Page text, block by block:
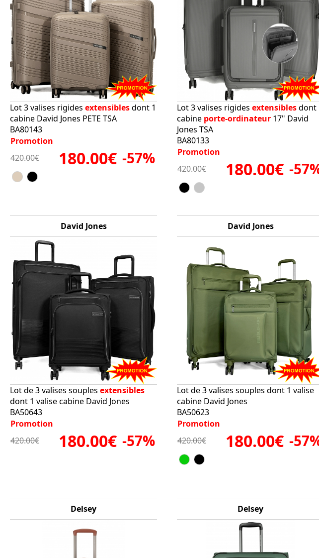
Lot 3 valises rigides extensiblesdont 1
cabine David Jones PETE TSA
BA80143
Promotion
420.00€
180.00€ -57%
Lot 3 valises rigides extensiblesdont
cabine porte-ordinateur 17" David
Jones TSA
BA80133
Promotion
420.00€
180.00€ -
David Jones
Lot de 3 valises souples extensibles
dont 1 valise cabine David Jones
BA50643
Promotion
420.00€
180.00€ -57%
David Jones
Lot de 3 valises souples dont 1 valise
cabine David Jones
BA50623
Promotion
420.00€
180.00€ -
Delsey Delsey